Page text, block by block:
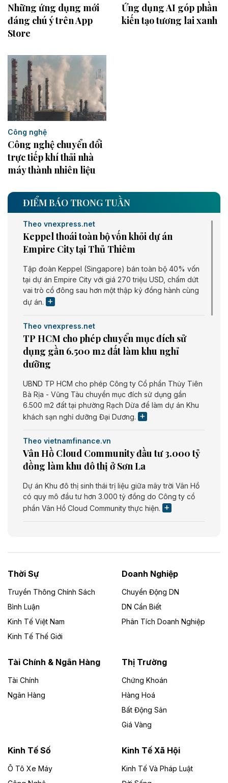
Những ứng dụng mới
đáng chú ý trên App
Store
Ứng dụng AI góp phần
kiến tạo tương lai xanh
Công nghệ
Công nghệ chuyển đổi
trực tiếp khí thải nhà
máy thành nhiên liệu
ĐIỂM BÁO TRONG TUẦN
Theo vnexpress.net
Keppel thoái toàn bộ vốn khỏi dự án
Empire City tại Thủ Thiêm
Tập đoàn Keppel (Singapore) bán toàn bộ 40% vốn
tại dự án Empire City với giá 270 triệu USD, chấm dứt
vai trò cổ đông sau hơn một thập kỷ đồng hành cùng
dự án.
Theo vnexpress.net
TP HCM cho phép chuyển mục đích sử
dụng gần 6.500 m2 đất làm khu nghỉ
dưỡng
UBND TP HCM cho phép Công ty Cổ phần Thủy Tiên
Bà Rịa - Vũng Tàu chuyển mục đích sử dụng gần
6.500 m2 đất tại phường Rạch Dừa để làm dự án Khu
khách sạn nghỉ dưỡng Đại Dương.
Theo vietnamfinance.vn
Vân Hồ Cloud Community đầu tư 3.000 tỷ
đồng làm khu đô thị ở Sơn La
Dự án Khu đô thị sinh thái trị liệu giữa mây trời Vân Hồ
có quy mô đầu tư hơn 3.000 tỷ đồng do Công ty cổ
phần Vân Hồ Cloud Community thực hiện.
Dự án Nhà máy xử lý rác và phát điện Bắc Giang do
Công ty TNHH Năng lượng môi trường Bắc Giang làm
Theo vietnamfinance.vn
Đức Long Gia Lai mở rộng ‘hệ sinh thái’
Lai
Bốn doanh nghiệp có sự góp vốn của Công ty Cổ
phần Tập đoàn Đức Long Gia Lai (HoSE: DLG) được
Gia Lai với tổng vốn hơn 4.750 tỷ đồng.
Đồng Nai cho thuê gần 59 ha đất làm khu
công nghiệp ở Long Thành
Thời Sự
Truyền Thông Chính Sách
Bình Luận
Kinh Tế Việt Nam
Kinh Tế Thế Giới
Doanh Nghiệp
Chuyển Động DN
DN Cần Biết
Phân Tích Doanh Nghiệp
Tài Chính & Ngân Hàng
Tài Chính
Ngân Hàng
Thị Trường
Chứng Khoán
Hàng Hoá
Bất Động Sản
Giá Vàng
Kinh Tế Số
Ô Tô Xe Máy
Kinh Tế Xã Hội
Kinh Tế Và Pháp Luật